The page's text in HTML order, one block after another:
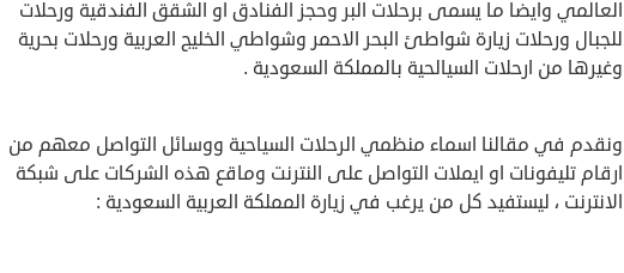
العالمي وايضا ما يسمى برحلات البر وحجز الفنادق او الشقق الفندقية ورحلات
للجبال ورحلات زيارة شواطئ البحر الاحمر وشواطي الخليج العربية ورحلات بحرية
وغيرها من ارحلات السيالحية بالمملكة السعودية .
ونقدم في مقالنا اسماء منظمي الرحلات السياحية ووسائل التواصل معهم من
ارقام تليفونات او ايملات التواصل على النترنت وماقع هذه الشركات على شبكة
الانترنت ، ليستفيد كل من يرغب في زيارة المملكة العربية السعودية :